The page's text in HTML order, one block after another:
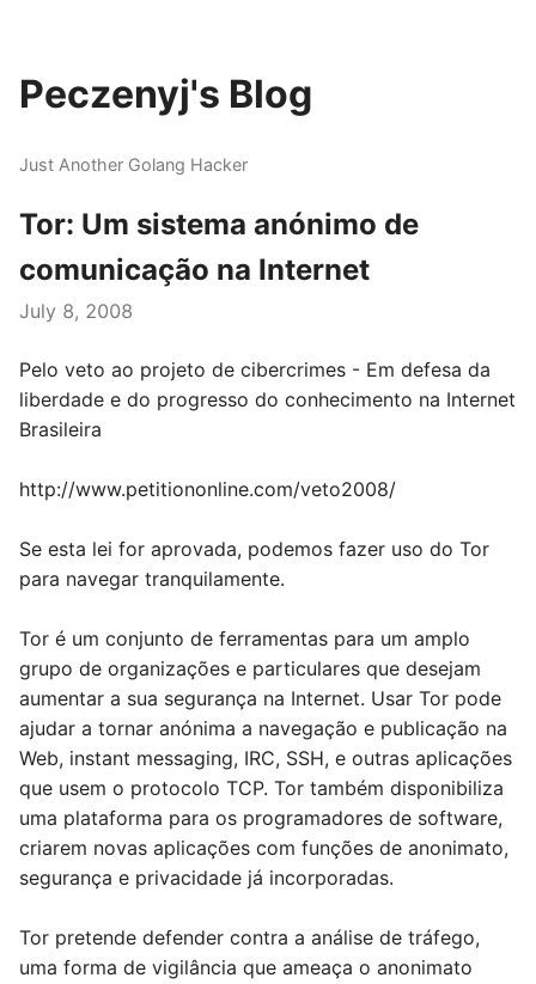
Peczenyj's Blog
Just Another Golang Hacker
Tor: Um sistema anónimo de
comunicação na Internet
July 8, 2008
Pelo veto ao projeto de cibercrimes - Em defesa da
liberdade e do progresso do conhecimento na Internet
Brasileira
http://www.petitiononline.com/veto2008/
Se esta lei for aprovada, podemos fazer uso do Tor
para navegar tranquilamente.
Tor é um conjunto de ferramentas para um amplo
grupo de organizações e particulares que desejam
aumentar a sua segurança na Internet. Usar Tor pode
ajudar a tornar anónima a navegação e publicação na
Web, instant messaging, IRC, SSH, e outras aplicações
que usem o protocolo TCP. Tor também disponibiliza
uma plataforma para os programadores de software,
criarem novas aplicações com funções de anonimato,
segurança e privacidade já incorporadas.
Tor pretende defender contra a análise de tráfego,
uma forma de vigilância que ameaça o anonimato